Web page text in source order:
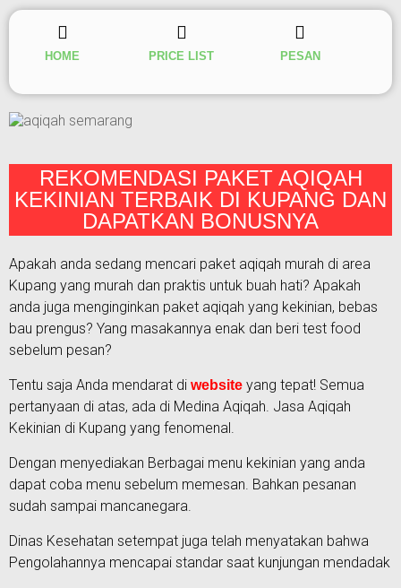
HOME PRICE LIST PESAN
REKOMENDASI PAKET AQIQAH
KEKINIAN TERBAIK DI KUPANG DAN
DAPATKAN BONUSNYA
Apakah anda sedang mencari paket aqiqah murah di area
Kupang yang murah dan praktis untuk buah hati? Apakah
anda juga menginginkan paket aqiqah yang kekinian, bebas
bau prengus? Yang masakannya enak dan beri test food
sebelum pesan?
Tentu saja Anda mendarat di website yang tepat! Semua
pertanyaan di atas, ada di Medina Aqiqah. Jasa Aqiqah
Kekinian di Kupang yang fenomenal.
Dengan menyediakan Berbagai menu kekinian yang anda
dapat coba menu sebelum memesan. Bahkan pesanan
sudah sampai mancanegara.
Dinas Kesehatan setempat juga telah menyatakan bahwa
Pengolahannya mencapai standar saat kunjungan mendadak